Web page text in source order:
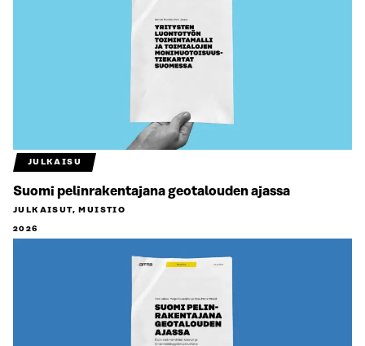
JULKAISU
Suomi pelinrakentajana geotalouden ajassa
JULKAISUT, MUISTIO
2026